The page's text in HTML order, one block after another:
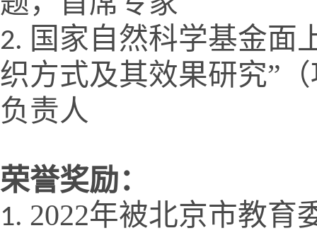
国家自然科学基金面
织方式及其效果研究”
负责人
荣誉奖励：
2022年被北京市教育